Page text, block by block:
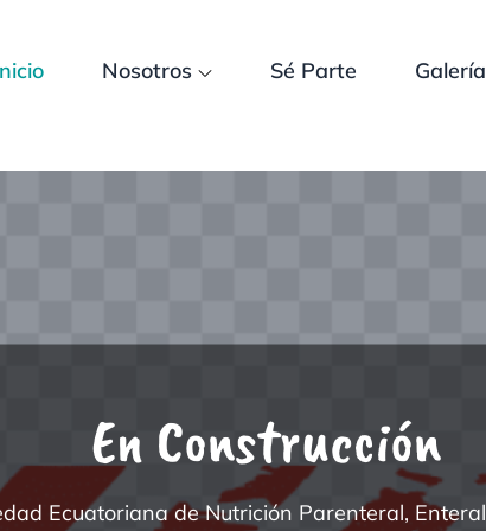
de Nutrición Parenteral,
Nosotros Sé Parte Galería
En Construcción
Ecuatoriana de Nutrición Parenteral,